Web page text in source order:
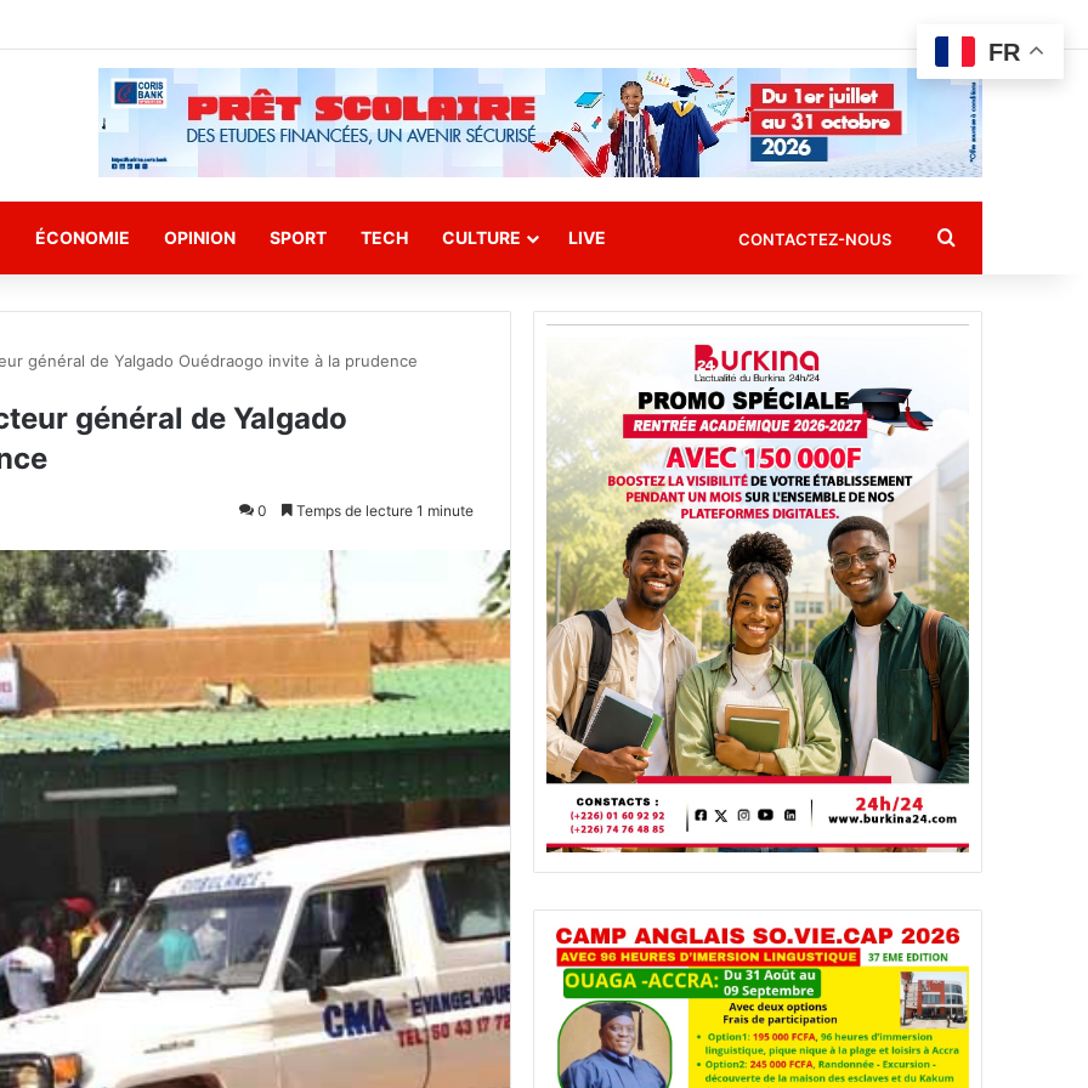
ÉCONOMIE OPINION SPORT TECH CULTURE LIVE CONTACTEZ-NOUS Rechercher
général de Yalgado Ouédraogo invite à la prudence
général de Yalgado
0 Temps de lecture 1 minute
FR